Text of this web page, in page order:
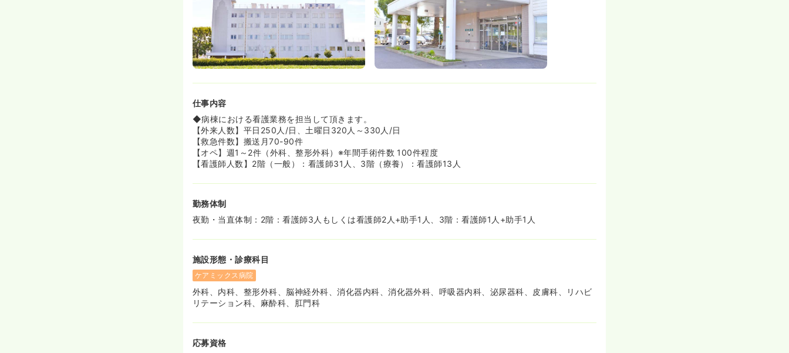
◆お仕事だけでなく、子育ての相談もできるような温かい雰囲気があります！
仕事内容
◆病棟における看護業務を担当して頂きます。
【外来人数】平日250人/日、土曜日320人～330人/日
【救急件数】搬送月70-90件
【オペ】週1～2件（外科、整形外科）※年間手術件数 100件程度
【看護師人数】2階（一般）：看護師31人、3階（療養）：看護師13人
勤務体制
夜勤・当直体制：2階：看護師3人もしくは看護師2人+助手1人、3階：看護師1人+助手1人
施設形態・診療科目
ケアミックス病院
外科、内科、整形外科、脳神経外科、消化器内科、消化器外科、呼吸器内科、泌尿器科、皮膚科、リハビ
リテーション科、麻酔科、肛門科
応募資格